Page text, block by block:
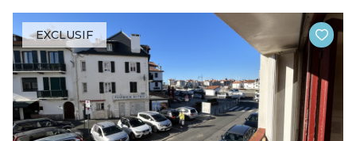
EXCLUSIF